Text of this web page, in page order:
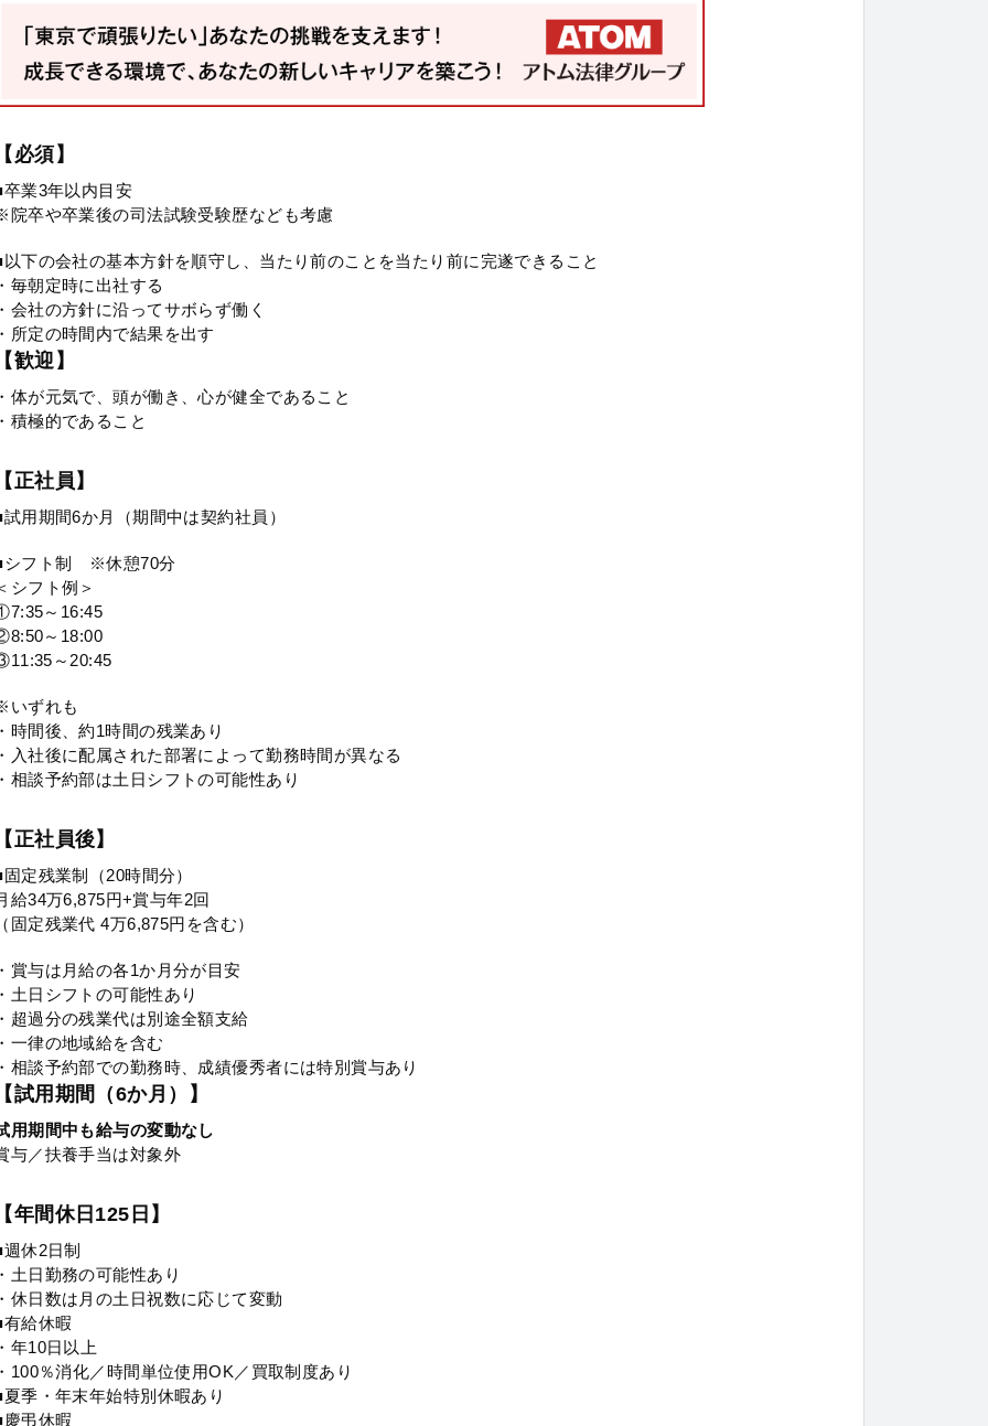
必須】
卒業3年以内目安
院卒や卒業後の司法試験受験歴なども考慮
以下の会社の基本方針を順守し、当たり前のことを当たり前に完遂できること
毎朝定時に出社する
会社の方針に沿ってサボらず働く
所定の時間内で結果を出す
歓迎】
体が元気で、頭が働き、心が健全であること
積極的であること
正社員】
試用期間6か月（期間中は契約社員）
シフト制 ※休憩70分
シフト例＞
～16:45
～18:00
～20:45
いずれも
時間後、約1時間の残業あり
入社後に配属された部署によって勤務時間が異なる
相談予約部は土日シフトの可能性あり
正社員後】
定残業制（20時間分）
給34万6,875円+賞与年2回
固定残業代 4万6,875円を含む）
賞与は月給の各1か月分が目安
土日シフトの可能性あり
超過分の残業代は別途全額支給
一律の地域給を含む
相談予約部での勤務時、成績優秀者には特別賞与あり
試用期間（6か月）】
用期間中も給与の変動なし
与／扶養手当は対象外
年間休日125日】
休2日制
土日勤務の可能性あり
休日数は月の土日祝数に応じて変動
有給休暇
年10日以上
100％消化／時間単位使用OK／買取制度あり
夏季・年末年始特別休暇あり
慶弔休暇